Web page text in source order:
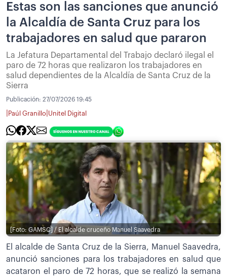
Estas son las sanciones que anunció
la Alcaldía de Santa Cruz para los
trabajadores en salud que pararon
La Jefatura Departamental del Trabajo declaró ilegal el
paro de 72 horas que realizaron los trabajadores en
salud dependientes de la Alcaldía de Santa Cruz de la
Sierra
Publicación: 27/07/2026 19:45
Paúl Granillo Unitel Digital
[Foto: GAMSC] / El alcalde cruceño Manuel Saavedra
El alcalde de Santa Cruz de la Sierra, Manuel Saavedra,
anunció sanciones para los trabajadores en salud que
acataron el paro de 72 horas, que se realizó la semana